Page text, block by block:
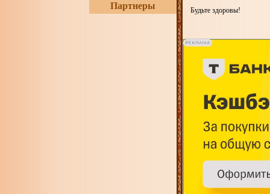
Партнеры
Будьте здоровы!